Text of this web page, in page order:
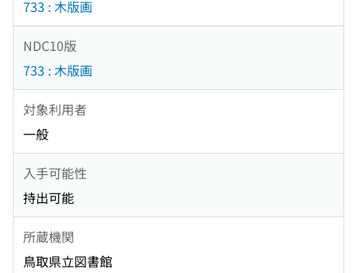
733 : 木版画
NDC10版
733 : 木版画
対象利用者
一般
入手可能性
持出可能
所蔵機関
鳥取県立図書館